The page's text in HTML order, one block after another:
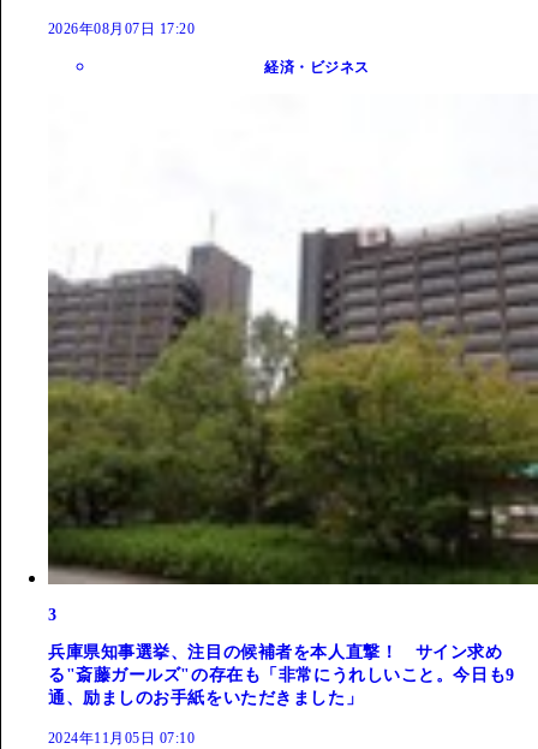
2026年08月07日 17:20
経済・ビジネス
3
兵庫県知事選挙、注目の候補者を本人直撃！ サイン求め
る"斎藤ガールズ"の存在も「非常にうれしいこと。今日も9
通、励ましのお手紙をいただきました」
2024年11月05日 07:10